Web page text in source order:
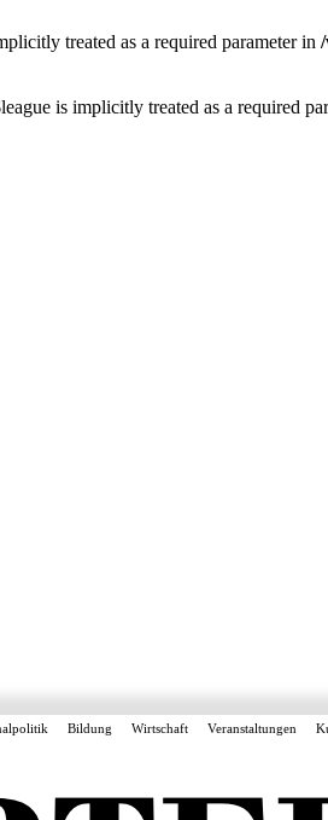
treated as a required parameter in
is implicitly treated as a required
Bildung Wirtschaft Veranstaltungen